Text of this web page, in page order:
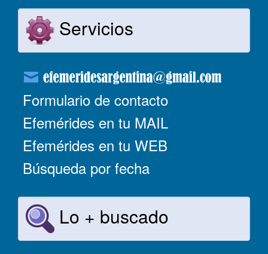
Servicios
Formulario de contacto
Efemérides en tu MAIL
Efemérides en tu WEB
Búsqueda por fecha
Lo + buscado